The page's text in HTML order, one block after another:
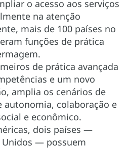
o acesso aos serviços
na atenção
mais de 100 países no
funções de prática
de prática avançada
e um novo
amplia os cenários de
autonomia, colaboração e
e econômico.
dois países —
Unidos — possuem